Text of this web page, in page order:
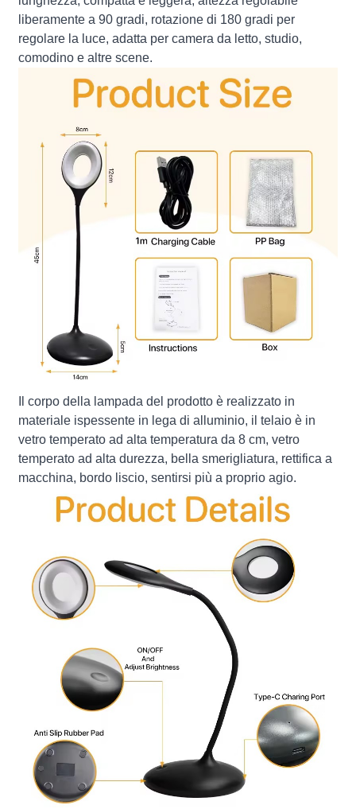
liberamente a 90 gradi, rotazione di 180 gradi per
regolare la luce, adatta per camera da letto, studio,
comodino e altre scene.
Il corpo della lampada del prodotto è realizzato in
materiale ispessente in lega di alluminio, il telaio è in
vetro temperato ad alta temperatura da 8 cm, vetro
temperato ad alta durezza, bella smerigliatura, rettifica a
macchina, bordo liscio, sentirsi più a proprio agio.